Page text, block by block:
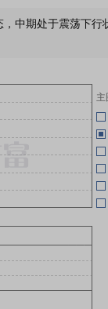
07-21
07-21
中期处于震荡下
主